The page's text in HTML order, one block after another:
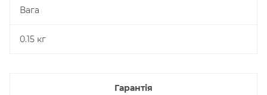
Вага
0.15 кг
Гарантія